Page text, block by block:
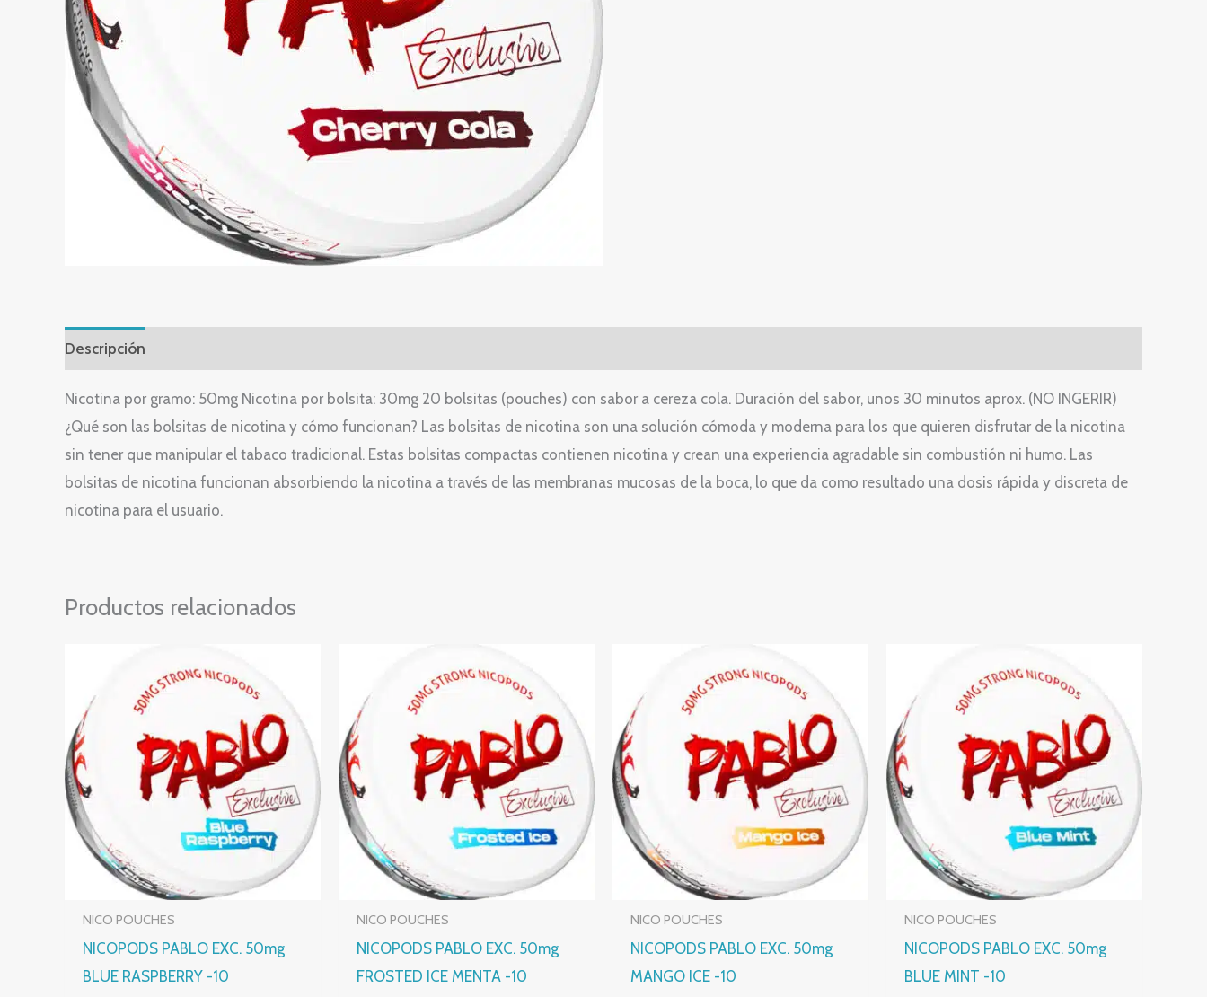
Descripción
Nicotina por gramo: 50mg Nicotina por bolsita: 30mg 20 bolsitas (pouches) con sabor a cereza cola. Duración del sabor, unos 30 minutos aprox. (NO INGERIR)
¿Qué son las bolsitas de nicotina y cómo funcionan? Las bolsitas de nicotina son una solución cómoda y moderna para los que quieren disfrutar de la nicotina
sin tener que manipular el tabaco tradicional. Estas bolsitas compactas contienen nicotina y crean una experiencia agradable sin combustión ni humo. Las
bolsitas de nicotina funcionan absorbiendo la nicotina a través de las membranas mucosas de la boca, lo que da como resultado una dosis rápida y discreta de
nicotina para el usuario.
Productos relacionados
NICO POUCHES
NICOPODS PABLO EXC. 50mg
BLUE RASPBERRY -10
NICO POUCHES
NICOPODS PABLO EXC. 50mg
FROSTED ICE MENTA -10
NICO POUCHES
NICOPODS PABLO EXC. 50mg
MANGO ICE -10
NICO POUCHES
NICOPODS PABLO EXC. 50mg
BLUE MINT -10